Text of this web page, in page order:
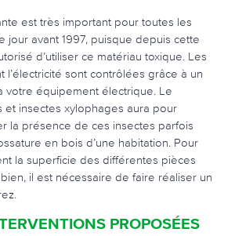
est très important pour toutes les
jour avant 1997, puisque depuis cette
d’utiliser ce matériau toxique. Les
l’électricité sont contrôlées grâce à un
votre équipement électrique. Le
et insectes xylophages aura pour
la présence de ces insectes parfois
en bois d’une habitation. Pour
la superficie des différentes pièces
il est nécessaire de faire réaliser un
PROPOSÉES